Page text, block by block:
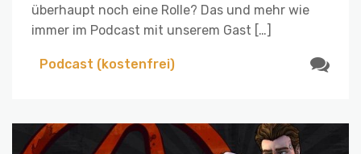
überhaupt noch eine Rolle? Das und mehr wie
immer im Podcast mit unserem Gast […]
Podcast (kostenfrei)